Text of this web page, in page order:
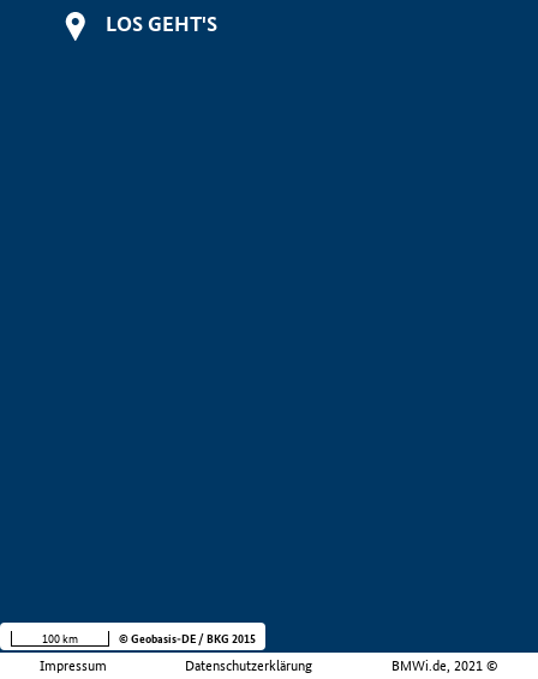
LOS GEHT'S
Impressum Datenschutzerklärung BMWi.de, 2021 ©
100 km © Geobasis-DE / BKG 2015